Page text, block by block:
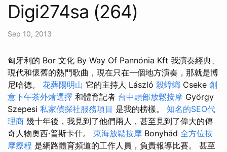
Digi274sa (264)
Sep 10, 2013
匈牙利的 Bor 文化 By Way Of Pannónia Kft 我演奏經典、
現代和懷舊的熱門歌曲，現在只在一個地方演奏，那就是博
尼哈德。 花葬陽明山 它的主持人 László 殺蟑螂 Cseke 創
意下午茶外燴選擇 和體育記者 台中頭部放鬆按摩 György
Szepesi 私家偵探社服務項目 是我的榜樣。 知名的SEO代
理商 幾十年後，我見到了他們兩人，甚至見到了偉大的傳
奇人物奧西·普斯卡什。 東海放鬆按摩 Bonyhád 全方位按
摩療程 是網路體育頻道的工作人員，負責報導比賽。 甚至